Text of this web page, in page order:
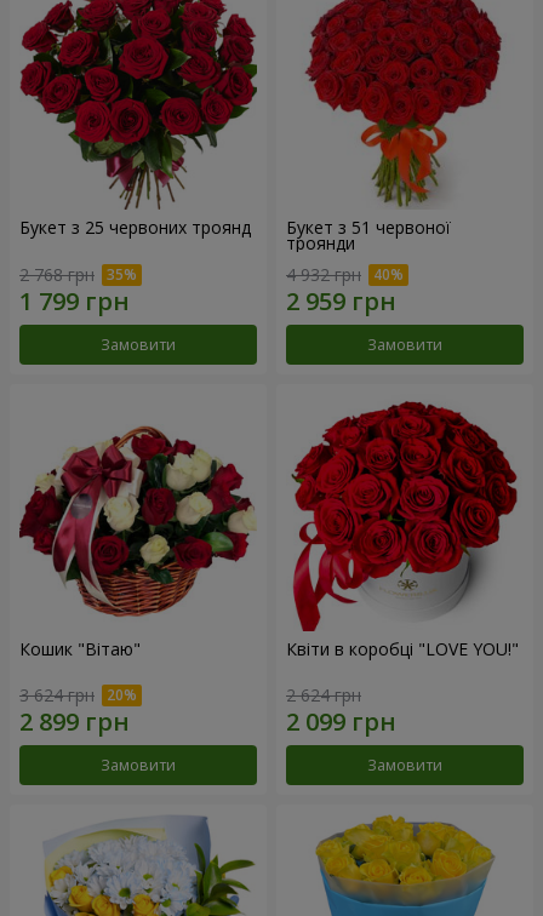
Букет з 25 червоних троянд
2 768 грн
Замовити
Букет з 51 червоної
троянди
4 932 грн
Замовити
Кошик "Вітаю"
3 624 грн
Замовити
Квіти в коробці "LOVE YOU!"
2 624 грн
Замовити